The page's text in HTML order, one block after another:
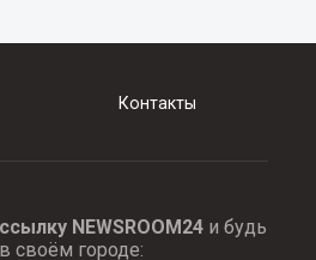
Контакты
NEWSROOM24и будь
своём городе: